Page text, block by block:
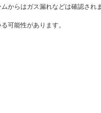
からはガス漏れなどは確認され
可能性があります。